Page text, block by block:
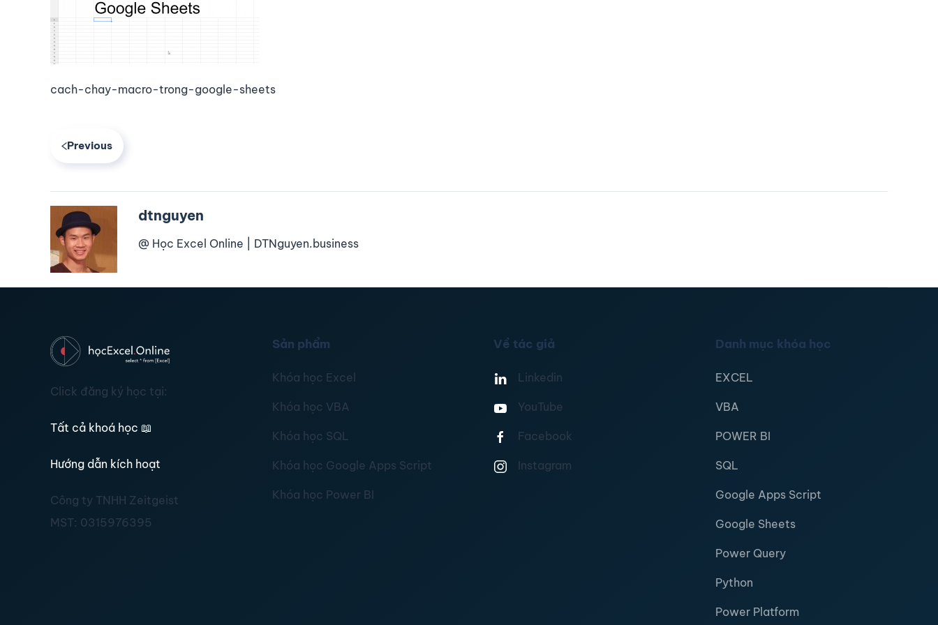
cach-chay-macro-trong-google-sheets
Previous
dtnguyen
@ Học Excel Online | DTNguyen.business
Click đăng ký học tại:
Tất cả khoá học 📖
Hướng dẫn kích hoạt
Công ty TNHH Zeitgeist
MST: 0315976395
Sản phẩm
Khóa học Excel
Khóa học VBA
Khóa học SQL
Khóa học Google Apps Script
Khóa học Power BI
Về tác giả
Linkedin
YouTube
Facebook
Instagram
Danh mục khóa học
EXCEL
VBA
POWER BI
SQL
Google Apps Script
Google Sheets
Power Query
Python
Power Platform